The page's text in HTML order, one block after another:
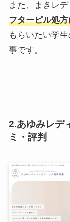
また、まきレ
フターピル処
もらいたい学
事です。
2.あゆみレデ
ミ・評判